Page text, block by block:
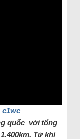
quốc với tổng
Từ khi